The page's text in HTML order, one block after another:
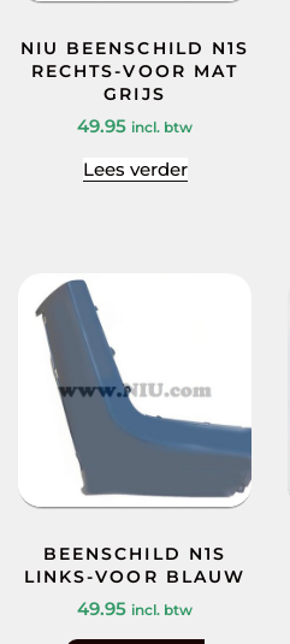
NIU BEENSCHILD N1S
RECHTS-VOOR MAT
GRIJS
49.95 incl. btw
Lees verder
BEENSCHILD N1S
LINKS-VOOR BLAUW
49.95 incl. btw